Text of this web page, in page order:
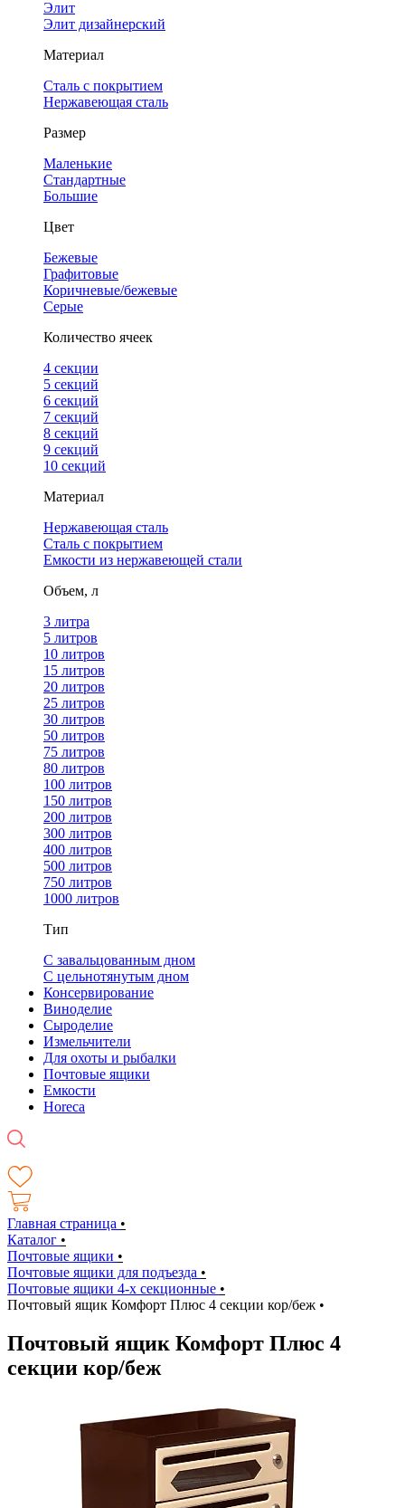
Элит
Элит дизайнерский
Материал
Сталь с покрытием
Нержавеющая сталь
Размер
Маленькие
Стандартные
Большие
Цвет
Бежевые
Графитовые
Коричневые/бежевые
Серые
Количество ячеек
4 cекции
5 секций
6 секций
7 секций
8 секций
9 секций
10 секций
Материал
Нержавеющая сталь
Сталь с покрытием
Емкости из нержавеющей стали
Объем, л
3 литра
5 литров
10 литров
15 литров
20 литров
25 литров
30 литров
50 литров
75 литров
80 литров
100 литров
150 литров
200 литров
300 литров
400 литров
500 литров
750 литров
1000 литров
Тип
С завальцованным дном
С цельнотянутым дном
Консервирование
Виноделие
Сыроделие
Измельчители
Для охоты и рыбалки
Почтовые ящики
Емкости
Horeca
Главная страница •
Каталог •
Почтовые ящики •
Почтовые ящики для подъезда •
Почтовые ящики 4-х секционные •
Почтовый ящик Комфорт Плюс 4 секции кор/беж •
Почтовый ящик Комфорт Плюс 4
секции кор/беж